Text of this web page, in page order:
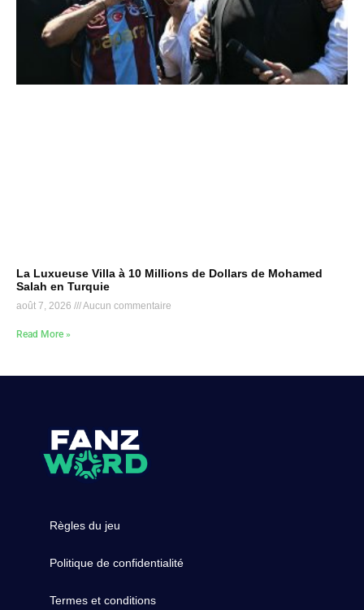
La Luxueuse Villa à 10 Millions de Dollars de Mohamed
Salah en Turquie
août 7, 2026 Aucun commentaire
Read More »
Règles du jeu
Politique de confidentialité
Termes et conditions